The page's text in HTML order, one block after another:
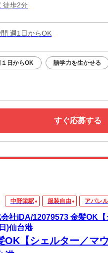
徒歩2分
週1日からOK
日からOK 語学力を生かせる
すぐ応募する
中野栄駅 服装自由 アパレ
社iDA/12079573 金髪OK
)仙台港
OK【シェルター／マ